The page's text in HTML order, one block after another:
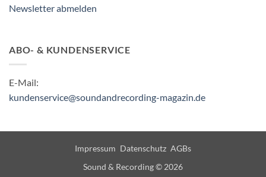
Newsletter abmelden
ABO- & KUNDENSERVICE
E-Mail:
kundenservice@soundandrecording-magazin.de
Impressum Datenschutz AGBs
Sound & Recording © 2026